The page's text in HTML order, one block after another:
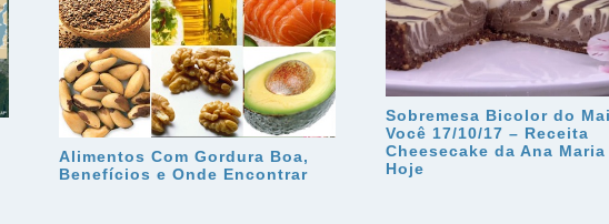
Alimentos Com Gordura Boa,
Benefícios e Onde Encontrar
Sobremesa Bicolor do
Você 17/10/17 – Receita
Cheesecake da Ana
Hoje